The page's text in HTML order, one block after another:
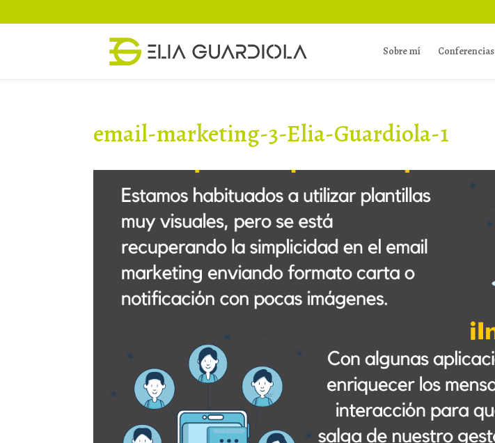
Sobre mí Conferencias
email-marketing-3-Elia-Guardiola-1